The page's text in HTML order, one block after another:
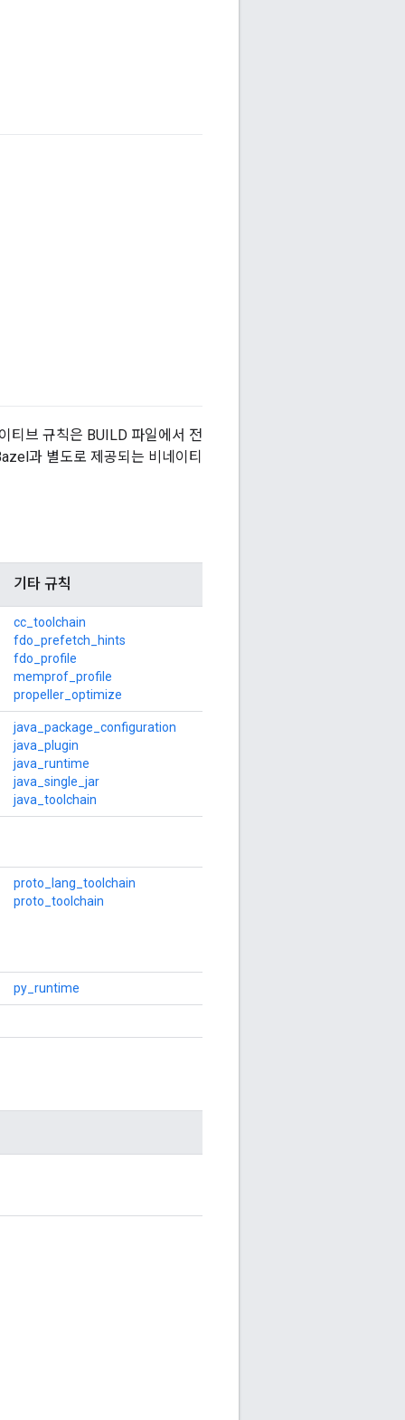
티브 규칙은 BUILD 파일에서 전
과 별도로 제공되는 비네이티
기타 규칙
cc_toolchain
fdo_prefetch_hints
fdo_profile
memprof_profile
propeller_optimize
java_package_configuration
java_plugin
java_runtime
java_single_jar
java_toolchain
proto_lang_toolchain
proto_toolchain
py_runtime